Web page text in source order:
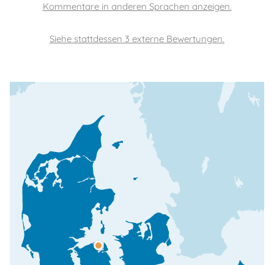
Siehe stattdessen 3 externe Bewertungen.